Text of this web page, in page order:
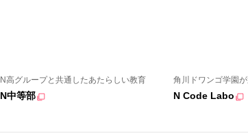
N高グループと共通したあたらしい教育
N中等部
角川ドワンゴ学園
N Code Labo